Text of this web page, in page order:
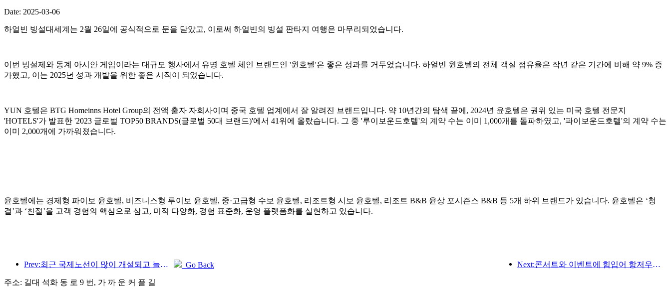
Date: 2025-03-06
하얼빈 빙설대세계는 2월 26일에 공식적으로 문을 닫았고, 이로써 하얼빈의 빙설 판타지 여행은 마무리되었습니다.
이번 빙설제와 동계 아시안 게임이라는 대규모 행사에서 유명 호텔 체인 브랜드인 '윈호텔'은 좋은 성과를 거두었습니다. 하얼빈 윈호텔의 전체 객실 점유율은 작년 같은 기간에 비해 약 9% 증
가했고, 이는 2025년 성과 개발을 위한 좋은 시작이 되었습니다.
YUN 호텔은 BTG Homeinns Hotel Group의 전액 출자 자회사이며 중국 호텔 업계에서 잘 알려진 브랜드입니다. 약 10년간의 탐색 끝에, 2024년 윤호텔은 권위 있는 미국 호텔 전문지
'HOTELS'가 발표한 '2023 글로벌 TOP50 BRANDS(글로벌 50대 브랜드)'에서 41위에 올랐습니다. 그 중 '루이보운드호텔'의 계약 수는 이미 1,000개를 돌파하였고, '파이보운드호텔'의 계약 수는
이미 2,000개에 가까워졌습니다.
윤호텔에는 경제형 파이보 윤호텔, 비즈니스형 루이보 윤호텔, 중·고급형 수보 윤호텔, 리조트형 시보 윤호텔, 리조트 B&B 윤상 포시즌스 B&B 등 5개 하위 브랜드가 있습니다. 윤호텔은 ‘청
결’과 ‘친절’을 고객 경험의 핵심으로 삼고, 미적 다양화, 경험 표준화, 운영 플랫폼화를 실현하고 있습니다.
Prev:최근 국제노선이 많이 개설되고 늘어나고 있습니다. Next:콘서트와 이벤트에 힘입어 항저우의 호텔 실적은 3월에도 계속 상승할 것으로 예상된다.
Go Back
주소: 길대 석화 동 로 9 번, 가 까 운 커 플 길